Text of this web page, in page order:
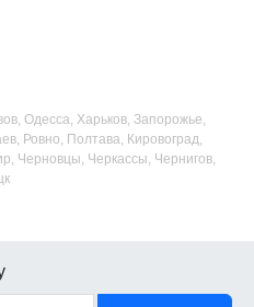
Одесса, Харьков, Запорожье,
Ровно, Полтава, Кировоград,
Черновцы, Черкассы, Чернигов,